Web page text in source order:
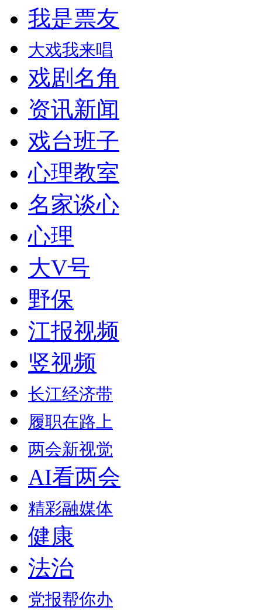
我是票友
大戏我来唱
戏剧名角
资讯新闻
戏台班子
心理教室
名家谈心
心理
大V号
野保
江报视频
竖视频
长江经济带
履职在路上
两会新视觉
AI看两会
精彩融媒体
健康
法治
党报帮你办